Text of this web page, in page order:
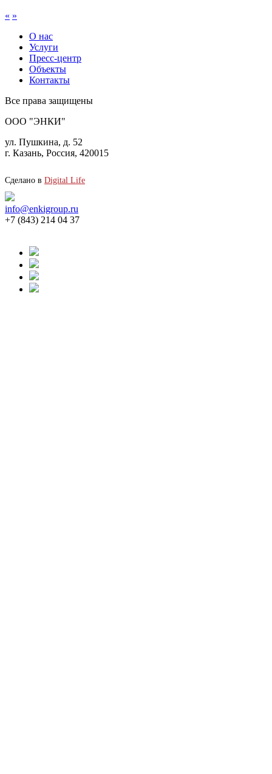
« »
О нас
Услуги
Пресс-центр
Объекты
Контакты
Все права защищены
ООО "ЭНКИ"
ул. Пушкина, д. 52
г. Казань, Россия, 420015
Сделано в Digital Life
info@enkigroup.ru
+7 (843) 214 04 37